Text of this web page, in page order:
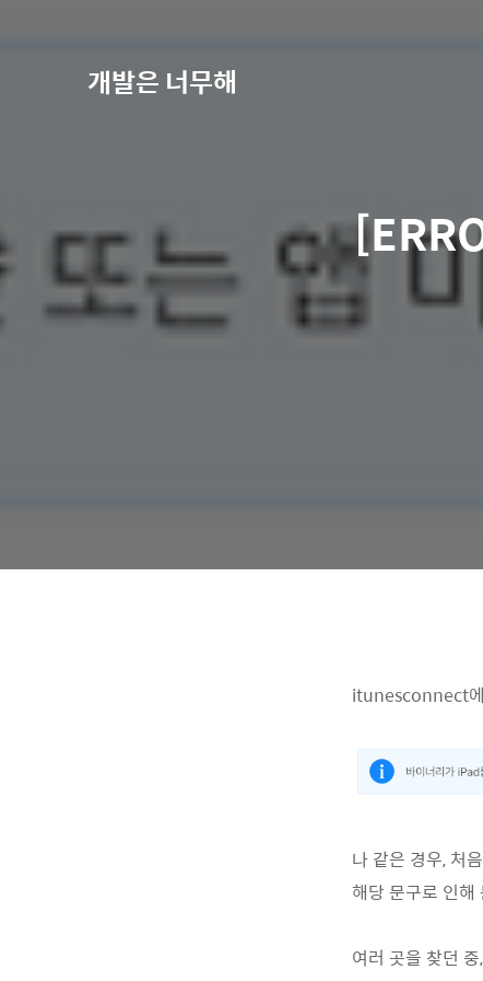
개발은 너무해
itunesconnect에
나 같은 경우, 처
해당 문구로 인해
여러 곳을 찾던